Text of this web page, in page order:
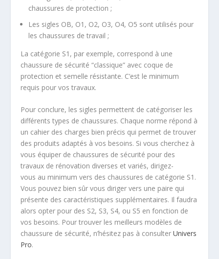
chaussures de protection ;
Les sigles OB, O1, O2, O3, O4, O5 sont utilisés pour
les chaussures de travail ;
La catégorie S1 , par exemple, correspond à une
chaussure de sécurité “classique” avec coque de
protection et semelle résistante. C’est le minimum
requis pour vos travaux.
Pour conclure, les sigles permettent de catégoriser les
différents types de chaussures. Chaque norme répond à
un cahier des charges bien précis qui permet de trouver
des produits adaptés à vos besoins. Si vous cherchez à
vous équiper de chaussures de sécurité pour des
travaux de rénovation diverses et variés, dirigez-
vous au minimum vers des chaussures de catégorie S1 .
Vous pouvez bien sûr vous diriger vers une paire qui
présente des caractéristiques supplémentaires. Il faudra
alors opter pour des S2, S3, S4, ou S5 en fonction de
vos besoins. Pour trouver les meilleurs modèles de
chaussure de sécurité, n’hésitez pas à consulterUnivers
Pro.